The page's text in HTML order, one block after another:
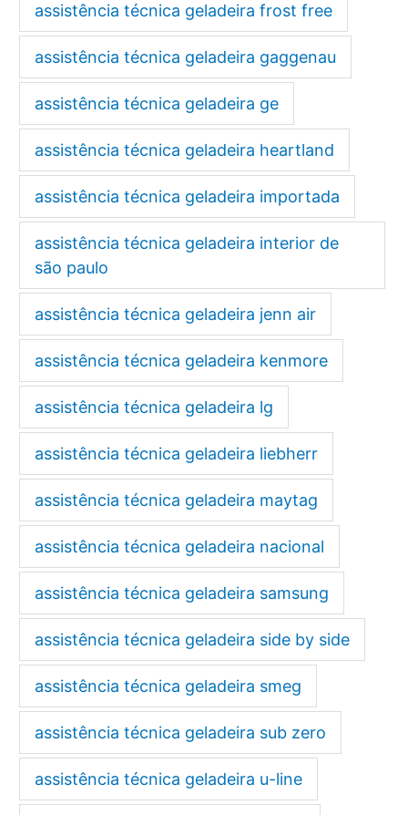
assistência técnica geladeira frost free
assistência técnica geladeira gaggenau
assistência técnica geladeira ge
assistência técnica geladeira heartland
assistência técnica geladeira importada
assistência técnica geladeira interior de
são paulo
assistência técnica geladeira jenn air
assistência técnica geladeira kenmore
assistência técnica geladeira lg
assistência técnica geladeira liebherr
assistência técnica geladeira maytag
assistência técnica geladeira nacional
assistência técnica geladeira samsung
assistência técnica geladeira side by side
assistência técnica geladeira smeg
assistência técnica geladeira sub zero
assistência técnica geladeira u-line